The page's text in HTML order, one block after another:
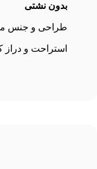
بدون نشتی
طراحی و جنس
استراحت و